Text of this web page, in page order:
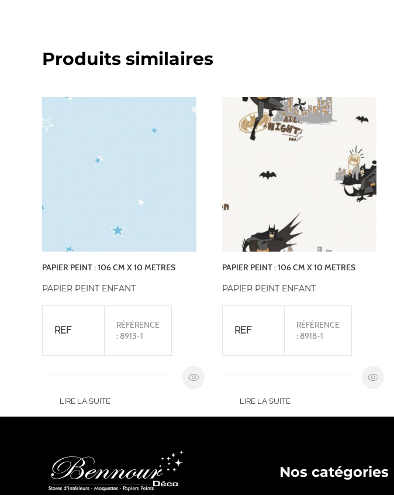
Produits similaires
PAPIER PEINT : 106 CM X 10 METRES
PAPIER PEINT ENFANT
REF
RÉFÉRENCE
: 8913-1
LIRE LA SUITE
PAPIER PEINT : 106 CM X 10 METRES
PAPIER PEINT ENFANT
REF
RÉFÉRENCE
: 8918-1
LIRE LA SUITE
Nos catégories